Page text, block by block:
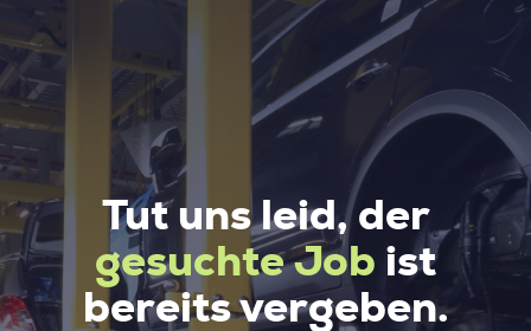
Tut uns leid, der
gesuchte Job ist
bereits vergeben.